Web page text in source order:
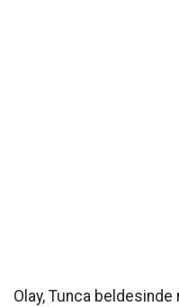
Olay, Tunca